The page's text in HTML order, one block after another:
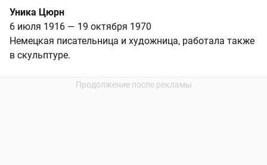
Уника Цюрн
6 июля 1916 — 19 октября 1970
Немецкая писательница и художница, работала также
в скульптуре.